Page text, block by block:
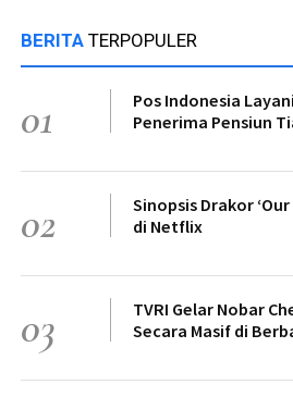
BERITA TERPOPULER
01
Pos Indonesia
Penerima Pensiun
02
Sinopsis Drakor
di Netflix
03
TVRI Gelar Nobar
Secara Masif di